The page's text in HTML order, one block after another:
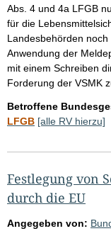
Abs. 4 und 4a LFGB
für die
Landesbehörden
Anwendung der
mit einem Schreiben
Forderung der VSMK
Betroffene
LFGB [alle RV hierzu]
Festlegung von
durch die EU
Angegeben von: